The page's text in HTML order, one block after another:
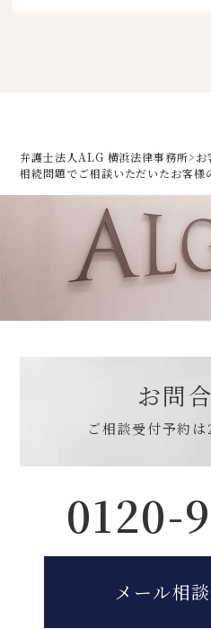
弁護士法人ALG 横浜法律事務所>お
相続問題でご相談いただいたお客様
お問
ご相談受付予約は
0120-
メール相